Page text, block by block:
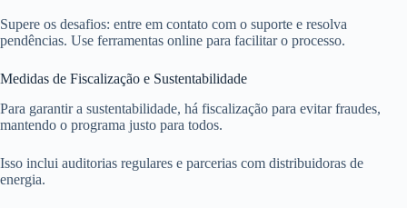
Supere os desafios: entre em contato com o suporte e resolva
pendências. Use ferramentas online para facilitar o processo.
Medidas de Fiscalização e Sustentabilidade
Para garantir a sustentabilidade, há fiscalização para evitar fraudes,
mantendo o programa justo para todos.
Isso inclui auditorias regulares e parcerias com distribuidoras de
energia.